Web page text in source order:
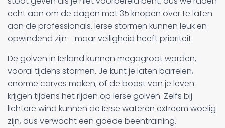
echt aan om de dagen met 35 knopen over te laten
aan de professionals. Ierse stormen kunnen leuk en
opwindend zijn - maar veiligheid heeft prioriteit.
De golven in Ierland kunnen megagroot worden,
vooral tijdens stormen. Je kunt je laten barrelen,
enorme carves maken, of de boost van je leven
krijgen tijdens het rijden op Ierse golven. Zelfs bij
lichtere wind kunnen de Ierse wateren extreem woelig
zijn, dus verwacht een goede beentraining.